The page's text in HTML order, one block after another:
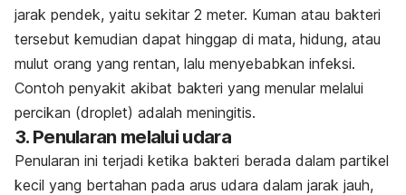
jarak pendek, yaitu sekitar 2 meter. Kuman atau bakteri
tersebut kemudian dapat hinggap di mata, hidung, atau
mulut orang yang rentan, lalu menyebabkan infeksi.
Contoh penyakit akibat bakteri yang menular melalui
percikan (droplet) adalah meningitis.
3. Penularan melalui udara
Penularan ini terjadi ketika bakteri berada dalam partikel
kecil yang bertahan pada arus udara dalam jarak jauh,